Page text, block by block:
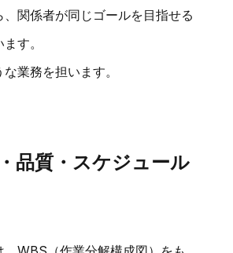
、関係者が同じゴールを目指せる
す。
業務を担います。
品質・スケジュール